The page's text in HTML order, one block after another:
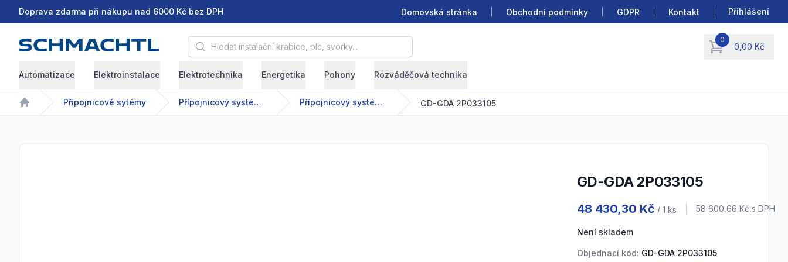
Doprava zdarma při nákupu nad 6000 Kč bez DPH Domovská stránka Obchodní podmínky GDPR Kontakt Přihlášení
Hledat instalační krabice, plc, svorky... 0
0,00 Kč
items in cart, view
Automatizace Elektroinstalace Elektrotechnika Energetika Pohony Rozváděčová technika
Home
Přípojnicové sytémy Přípojnicový systém - GDA/GDR - 63-2500 A Přípojnicový systém - GDA - 63-2500 A GD-GDA 2P033105
GD-GDA 2P033105
48 430,30 Kč / 1 ks Cena s DPH
58 600,66 Kč s DPH
Není skladem
Objednací kód: GD-GDA 2P033105